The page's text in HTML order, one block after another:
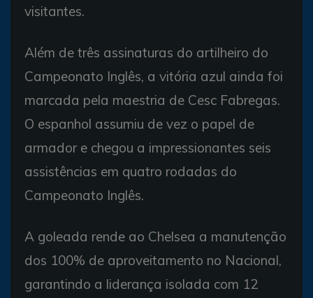
visitantes.
Além de três assinaturas do artilheiro do
Campeonato Inglês, a vitória azul ainda foi
marcada pela maestria de Cesc Fabregas.
O espanhol assumiu de vez o papel de
armador e chegou a impressionantes seis
assistências em quatro rodadas do
Campeonato Inglês.
A goleada rende ao Chelsea a manutenção
dos 100% de aproveitamento no Nacional,
garantindo a liderança isolada com 12